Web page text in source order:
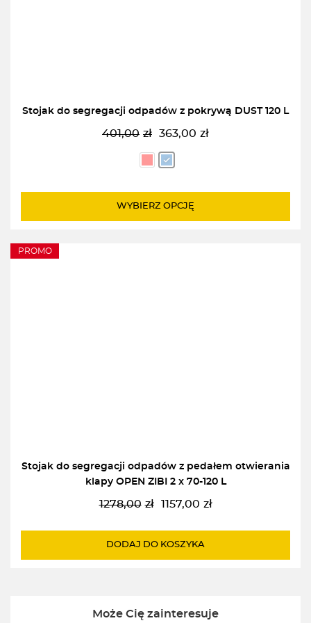
Stojak do segregacji odpadów z pokrywą DUST 120 L
401,00 zł
Pierwotna
cena
wynosiła:
363,00 zł
Aktualna
cena
wynosi:
WYBIERZ OPCJĘ
PROMO
Stojak do segregacji odpadów z pedałem otwierania
klapy OPEN ZIBI 2 x 70-120 L
1278,00 zł
Pierwotna
wynosiła:
1157,00 zł
Aktualna
wynosi:
DODAJ DO KOSZYKA
Może Cię zainteresuje